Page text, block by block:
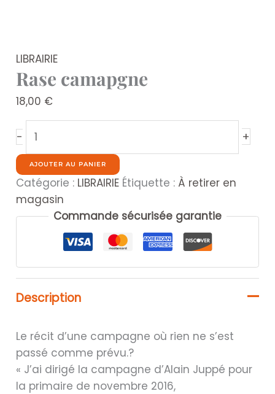
LIBRAIRIE
Rase camapgne
18,00 €
-
de
Rase
camapgne
+
AJOUTER AU PANIER
Catégorie : LIBRAIRIE Étiquette : À retirer en
magasin
Commande sécurisée garantie
Description
Le récit d’une campagne où rien ne s’est
passé comme prévu.?
« J’ai dirigé la campagne d’Alain Juppé pour
la primaire de novembre 2016,